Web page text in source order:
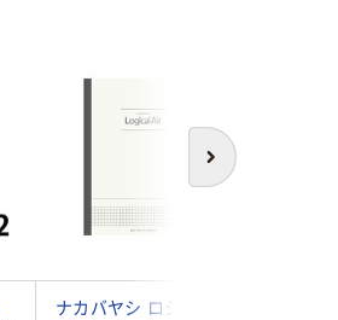
次へ
ナカバヤシ ロジカル